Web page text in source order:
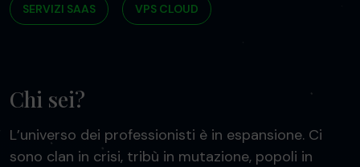
SERVIZI SAAS VPS CLOUD
Chi sei?
L’universo dei professionisti è in espansione. Ci
sono clan in crisi, tribù in mutazione, popoli in